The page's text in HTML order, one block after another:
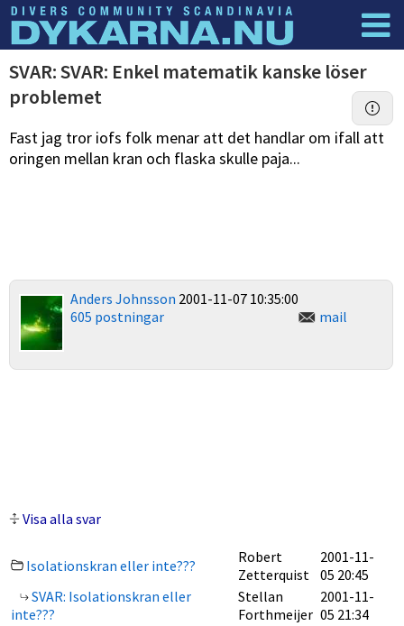
Dyknyheter Logga in
SVAR: SVAR: Enkel matematik kanske löser
problemet
Fast jag tror iofs folk menar att det handlar om ifall att
oringen mellan kran och flaska skulle paja...
Anders Johnsson 2001-11-07 10:35:00
605 postningar
mail
Visa alla svar
Isolationskran eller inte???
Robert
Zetterquist
2001-11-
05 20:45
SVAR: Isolationskran eller
inte???
Stellan
Forthmeijer
2001-11-
05 21:34